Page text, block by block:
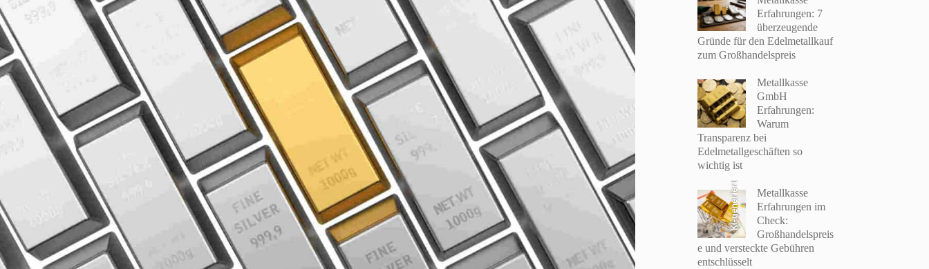
Erfahrungen: 7
überzeugende
Gründe für den Edelmetallkauf
zum Großhandelspreis
Metallkasse
GmbH
Erfahrungen:
Warum
Transparenz bei
Edelmetallgeschäften so
wichtig ist
KI-generiert
Metallkasse
Erfahrungen im
Check:
Großhandelspreis
e und versteckte Gebühren
entschlüsselt